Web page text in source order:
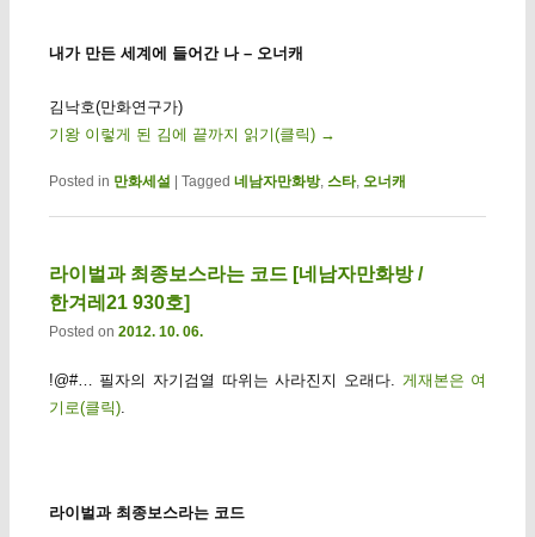
내가 만든 세계에 들어간 나 – 오너캐
김낙호(만화연구가)
기왕 이렇게 된 김에 끝까지 읽기(클릭) →
Posted in 만화세설 | Tagged 네남자만화방, 스타, 오너캐
라이벌과 최종보스라는 코드 [네남자만화방 /
한겨레21 930호]
Posted on 2012. 10. 06.
!@#… 필자의 자기검열 따위는 사라진지 오래다. 게재본은 여
기로(클릭).
라이벌과 최종보스라는 코드